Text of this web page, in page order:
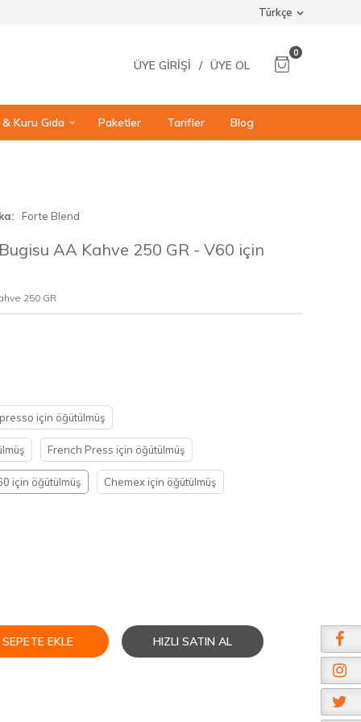
Türkçe
ÜYE GIRIŞI / ÜYE OL
0
& Kuru Gıda Paketler Tarifler Blog
Forte Blend
AA Kahve 250 GR - V60 için
250 GR
için öğütülmüş
French Press için öğütülmüş
için öğütülmüş Chemex için öğütülmüş
SEPETE EKLE HIZLI SATIN AL